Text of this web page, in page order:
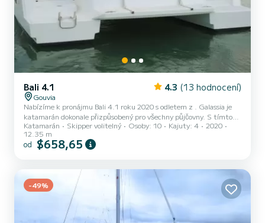
Bali 4.1 4.3 (13 hodnocení)
Gouvia
Nabízíme k pronájmu Bali 4.1 roku 2020 s odletem z . Galassia je
katamarán dokonale přizpůsobený pro všechny půjčovny. S tímto
katamaránem se velmi příjemně manipuluje na týdenní i více
plavbu. Loď má 4 kajuty s celkovým komfortem a kapacitou 10
cestujících. S celkovou délkou 12 metrů a výkonem 80 koní bude
vybavena hlavní plachtou Full batten a Furling genoa. M...
Katamarán Skipper volitelný Osoby: 10 Kajuty: 4
2020
12.35 m
od $658,65
-49%